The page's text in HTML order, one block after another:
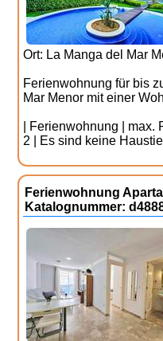
Ort: La Manga del Mar
Ferienwohnung für bis
Mar Menor mit einer
| Ferienwohnung |
2 | Es sind keine
Ferienwohnung
Katalognummer: